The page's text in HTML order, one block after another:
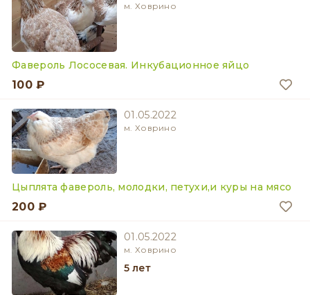
м. Ховрино
Фавероль Лососевая. Инкубационное яйцо
100 ₽
01.05.2022
м. Ховрино
Цыплята фавероль, молодки, петухи,и куры на мясо
200 ₽
01.05.2022
м. Ховрино
5 лет